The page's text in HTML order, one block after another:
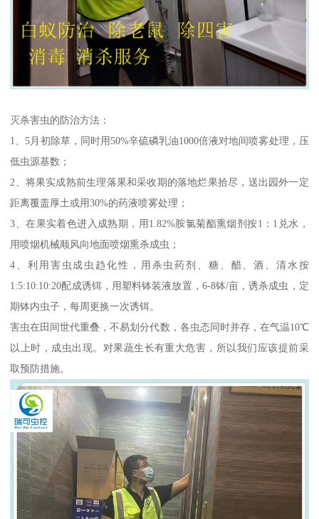
灭杀害虫的防治方法：
1、5月初除草，同时用50%辛硫磷乳油1000倍液对地间喷雾处理，压
低虫源基数；
2、将果实成熟前生理落果和采收期的落地烂果拾尽，送出园外一定
距离覆盖厚土或用30%的药液喷雾处理；
3、在果实着色进入成熟期，用1.82%胺氯菊酯熏烟剂按1：1兑水，
用喷烟机械顺风向地面喷烟熏杀成虫；
4、利用害虫成虫趋化性，用杀虫药剂、糖、醋、酒、清水按
1:5:10:10:20配成诱铒，用塑料钵装液放置，6-8钵/亩，诱杀成虫，定
期钵内虫子，每周更换一次诱铒。
害虫在田间世代重叠，不易划分代数，各虫态同时并存，在气温10℃
以上时，成虫出现。对果蔬生长有重大危害，所以我们应该提前采
取预防措施。